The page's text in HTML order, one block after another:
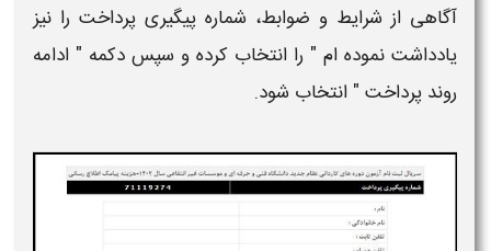
آگاهی از شرایط و ضوابط، شماره پیگیری پرداخت را نیز
یادداشت نموده ام " را انتخاب کرده و سپس دکمه " ادامه
روند پرداخت " انتخاب شود.